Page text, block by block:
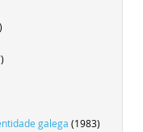
galega (1983)